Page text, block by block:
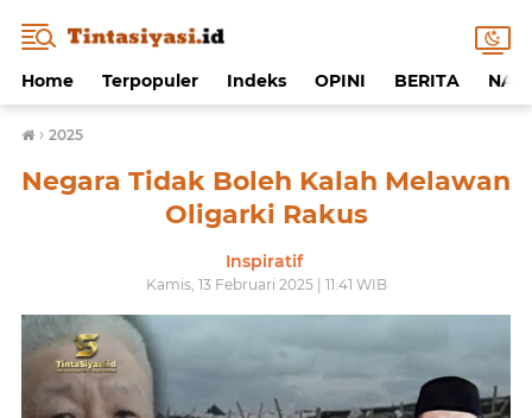
Home Terpopuler Indeks OPINI BERITA
› 2025
Negara Tidak Boleh Kalah Melawan
Oligarki Rakus
Inspiratif
Kamis, 13 Februari 2025 | 11:41 WIB